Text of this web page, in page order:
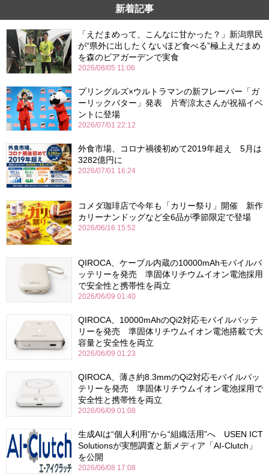
新着記事
「えだまめって、こんなに甘かった？」新潟県民
が“県外に出したくないほど食べる”極上えだまめ
を森のビアガーデンで実食
2026/08/05 11:06
プリングルズ×ウルトラマンの新フレーバー「ガ
ーリックバター」発表 片寄涼太さんが祝福イベ
ントに登場
2026/07/01 22:12
外食市場、コロナ禍後初めて2019年超え 5月は
3282億円に
2026/07/01 16:24
コメダ珈琲店で今年も「カリー祭り」開催 新作
カリーナンドッグなど全6品が季節限定で登場
2026/06/16 15:52
QIROCA、ケーブル内蔵の10000mAhモバイルバ
ッテリーを発売 準固体リチウムイオン電池採用
で安全性と携帯性を両立
2026/06/09 01:40
QIROCA、10000mAhのQi2対応モバイルバッテ
リーを発売 準固体リチウムイオン電池搭載で大
容量と安全性を両立
2026/06/09 01:23
QIROCA、薄さ約8.3mmのQi2対応モバイルバッ
テリーを発売 準固体リチウムイオン電池採用で
安全性と携帯性を両立
2026/06/09 01:08
生成AIは“個人利用”から“組織活用”へ USEN ICT
Solutionsが実態調査と新メディア「AI-Clutch」
を公開
2026/06/08 17:08